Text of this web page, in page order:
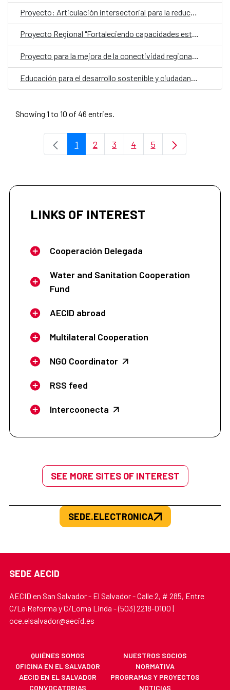
Proyecto: Articulación intersectorial para la reducción de riesgos en salud en la Región SICA
Proyecto Regional "Fortaleciendo capacidades estratégicas para la Seguridad Hídrica en cuencas priorizadas de la región SICA"
Proyecto para la mejora de la conectividad regional y la facilitación del comercio en el contexto de la ejecución del Plan Maestro Regional De Movilidad y Logística 2035
Showing 1 to 10 of 46 entries.
Page
1 Page
2 Page
3 Page
4 Page
5
LINKS OF INTEREST
Cooperación Delegada
Water and Sanitation Cooperation
Fund
AECID abroad
Multilateral Cooperation
NGO Coordinator
RSS feed
Intercoonecta
SEE MORE SITES OF INTEREST
SEDE.ELECTRONICA
SEDE AECID
AECID en San Salvador - El Salvador - Calle 2, # 285, Entre
C/La Reforma y C/Loma Linda - (503) 2218-0100 |
oce.elsalvador@aecid.es
QUIÉNES SOMOS
NUESTROS SOCIOS
OFICINA EN EL SALVADOR
NORMATIVA
AECID EN EL SALVADOR
PROGRAMAS Y PROYECTOS
CONVOCATORIAS
NOTICIAS